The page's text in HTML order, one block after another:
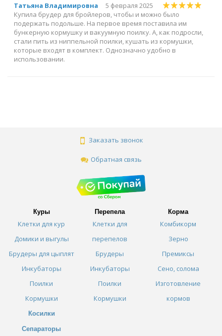
Татьяна Владимировна
5 февраля 2025
Купила брудер для бройлеров, чтобы и можно было
подержать подольше. На первое время поставила им
бункерную кормушку и вакуумную поилку. А, как подросли,
стали пить из ниппельной поилки, кушать из кормушки,
которые входят в комплект. Однозначно удобно в
использовании.
Заказать звонок
Обратная связь
Куры
Клетки для кур
Домики и выгулы
Брудеры для цыплят
Инкубаторы
Поилки
Кормушки
Косилки
Сепараторы
Перепела
Клетки для
перепелов
Брудеры
Инкубаторы
Поилки
Кормушки
Корма
Комбикорм
Зерно
Премиксы
Сено, солома
Изготовление
кормов